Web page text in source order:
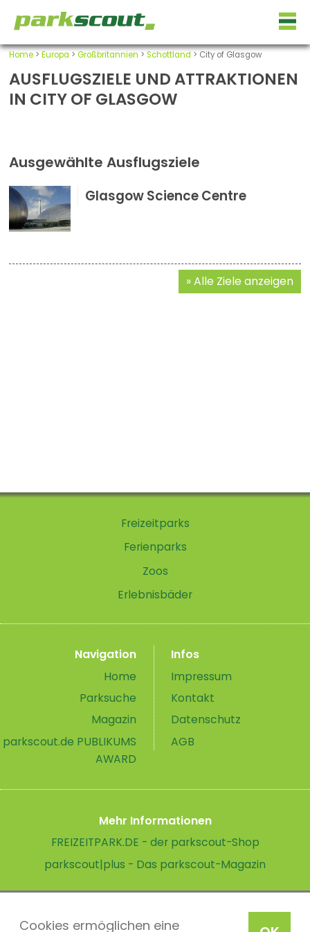
Cookies ermöglichen eine
Home> Europa > Großbritannien > Schottland > City of Glasgow
AUSFLUGSZIELE UND ATTRAKTIONEN
IN CITY OF GLASGOW
Ausgewählte Ausflugsziele
Glasgow Science Centre
Alle Ziele anzeigen
Freizeitparks
Ferienparks
Zoos
Erlebnisbäder
Navigation
Home
Parksuche
Magazin
parkscout.de PUBLIKUMS
AWARD
Infos
Impressum
Kontakt
Datenschutz
AGB
Mehr Informationen
FREIZEITPARK.DE - der parkscout-Shop
parkscout|plus - Das parkscout-Magazin